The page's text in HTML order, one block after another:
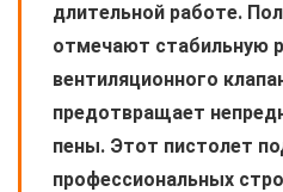
длительной работе.
отмечают стабильную
вентиляционного
предотвращает
пены. Этот пистолет
профессиональных